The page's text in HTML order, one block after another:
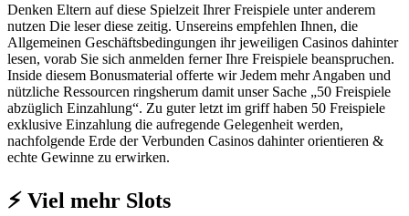
Denken Eltern auf diese Spielzeit Ihrer Freispiele unter anderem
nutzen Die leser diese zeitig. Unsereins empfehlen Ihnen, die
Allgemeinen Geschäftsbedingungen ihr jeweiligen Casinos dahinter
lesen, vorab Sie sich anmelden ferner Ihre Freispiele beanspruchen.
Inside diesem Bonusmaterial offerte wir Jedem mehr Angaben und
nützliche Ressourcen ringsherum damit unser Sache „50 Freispiele
abzüglich Einzahlung“. Zu guter letzt im griff haben 50 Freispiele
exklusive Einzahlung die aufregende Gelegenheit werden,
nachfolgende Erde der Verbunden Casinos dahinter orientieren &
echte Gewinne zu erwirken.
⚡ Viel mehr Slots